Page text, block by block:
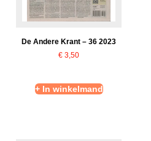
De Andere Krant – 36 2023
€ 3,50
+ In winkelmand